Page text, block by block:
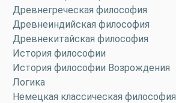
Древнегреческая философия
Древнеиндийская философия
Древнекитайская философия
История философии
История философии Возрождения
Логика
Немецкая классическая философия